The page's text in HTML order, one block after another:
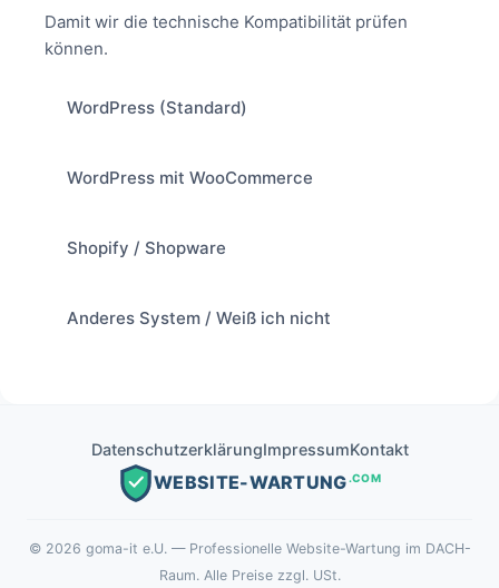
Damit wir die technische Kompatibilität prüfen
können.
WordPress (Standard)
WordPress mit WooCommerce
Shopify / Shopware
Anderes System / Weiß ich nicht
DatenschutzerklärungImpressumKontakt
WEBSITE-WARTUNG .COM
© 2026 goma-it e.U. — Professionelle Website-Wartung im DACH-
Raum. Alle Preise zzgl. USt.